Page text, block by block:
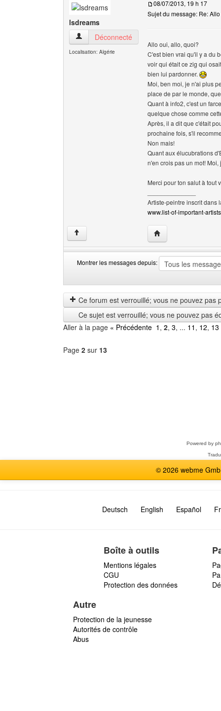
lsdreams
lsdreams Voir le profil de l'utilisateur
Déconnecté
Localisation: Algérie
08/07/2013, 19 h 17
Sujet du message: Re:
Allo oui, allo, quoi?
C'est bien vrai qu'il y a du
voir qui était ce zig qui
bien lui pardonner.
Moi, ben moi, je n'ai plus
place de par le monde,
Quant à info2, c'est un
quelque chose comme
Après, il a dit que c'était
prochaine fois, s'il
Non mais!
Quant aux élucubrations
n'en crois pas un mot!
Merci pour ton salut à tout
Artiste-peintre inscrit dans
www.list-of-important-
↑ Visiter le site web
Montrer les messages depuis:
les
messages
depuis
by
Ce forum est verrouillé; vous ne pouvez pas
Ce sujet est verrouillé; vous ne pouvez pas
Aller à la page « Précédente 1 , 2, 3, ... 11 , 12, 13
Page 2 sur 13
Powered by
© 2026 webme
Deutsch English Español
Boîte à outils
Mentions légales
CGU
Protection des données
Autre
Protection de la jeunesse
Autorités de contrôle
Abus